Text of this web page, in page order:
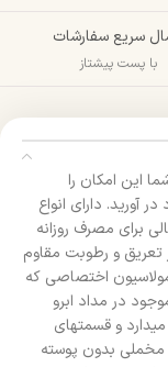
سریع سفارشات
با پست پیشتاز
این امکان را
آورید. دارای انواع
برای مصرف روزانه
تعریق و رطوبت مقاوم
اختصاصی که
در مداد ابرو
و قسمتهای
مخملی بدون پوسته